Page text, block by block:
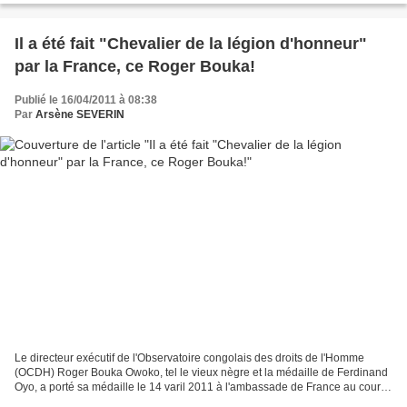
Il a été fait "Chevalier de la légion d'honneur"
par la France, ce Roger Bouka!
Publié le 16/04/2011 à 08:38
Par Arsène SEVERIN
Le directeur exécutif de l'Observatoire congolais des droits de l'Homme
(OCDH) Roger Bouka Owoko, tel le vieux nègre et la médaille de Ferdinand
Oyo, a porté sa médaille le 14 varil 2011 à l'ambassade de France au cours